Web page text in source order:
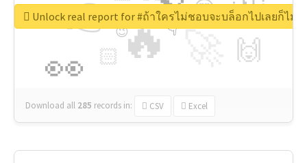
🔥
👉
👀
🇳
🙌
😍
🏻
👇
🔷
😉
🎡
Download all 285 records in: CSV Excel
Unlock real report for #ถ้าใครไม่ชอบจะบล็อกไปเลยก็ไม่